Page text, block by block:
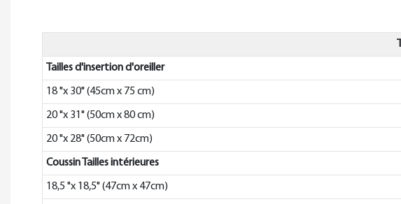
Tailles d'insertion d'oreiller
18 "x 30" (45cm x 75 cm)
20 "x 31" (50cm x 80 cm)
20 "x 28" (50cm x 72cm)
Coussin Tailles intérieures
18,5 "x 18,5" (47cm x 47cm)